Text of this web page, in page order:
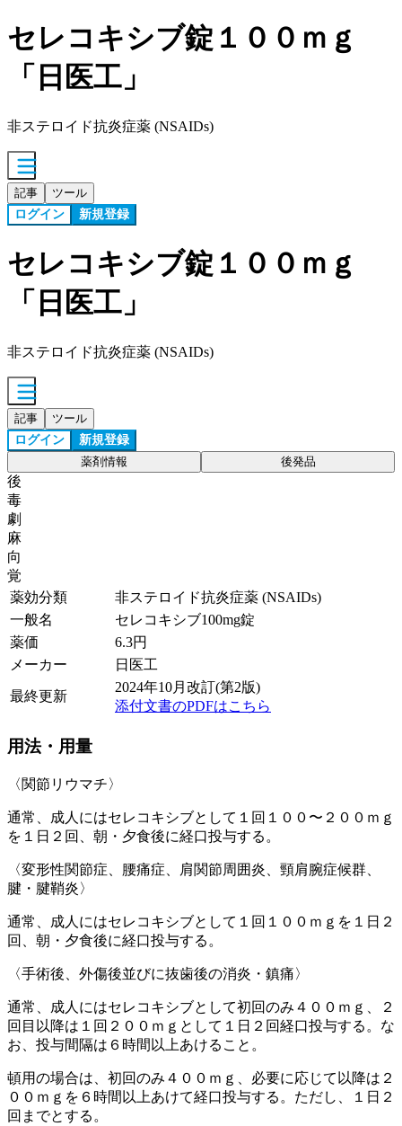
セレコキシブ錠１００ｍｇ
「日医工」
非ステロイド抗炎症薬 (NSAIDs)
記事 ツール
ログイン 新規登録
セレコキシブ錠１００ｍｇ
「日医工」
非ステロイド抗炎症薬 (NSAIDs)
記事 ツール
ログイン 新規登録
薬剤情報 後発品
後
毒
劇
麻
向
覚
薬効分類
非ステロイド抗炎症薬 (NSAIDs)
一般名
セレコキシブ100mg錠
薬価
6.3円
メーカー
日医工
最終更新
2024年10月改訂(第2版)
添付文書のPDFはこちら
用法・用量
〈関節リウマチ〉
通常、成人にはセレコキシブとして１回１００〜２００ｍｇ
を１日２回、朝・夕食後に経口投与する。
〈変形性関節症、腰痛症、肩関節周囲炎、頸肩腕症候群、
腱・腱鞘炎〉
通常、成人にはセレコキシブとして１回１００ｍｇを１日２
回、朝・夕食後に経口投与する。
〈手術後、外傷後並びに抜歯後の消炎・鎮痛〉
通常、成人にはセレコキシブとして初回のみ４００ｍｇ、２
回目以降は１回２００ｍｇとして１日２回経口投与する。な
お、投与間隔は６時間以上あけること。
頓用の場合は、初回のみ４００ｍｇ、必要に応じて以降は２
００ｍｇを６時間以上あけて経口投与する。ただし、１日２
回までとする。